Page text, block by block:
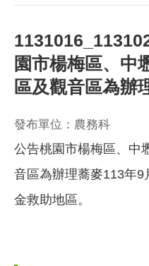
園市楊梅區、中
區及觀音區為辦
發布單位：農務科
公告桃園市楊梅區、中
音區為辦理蕎麥113年
金救助地區。